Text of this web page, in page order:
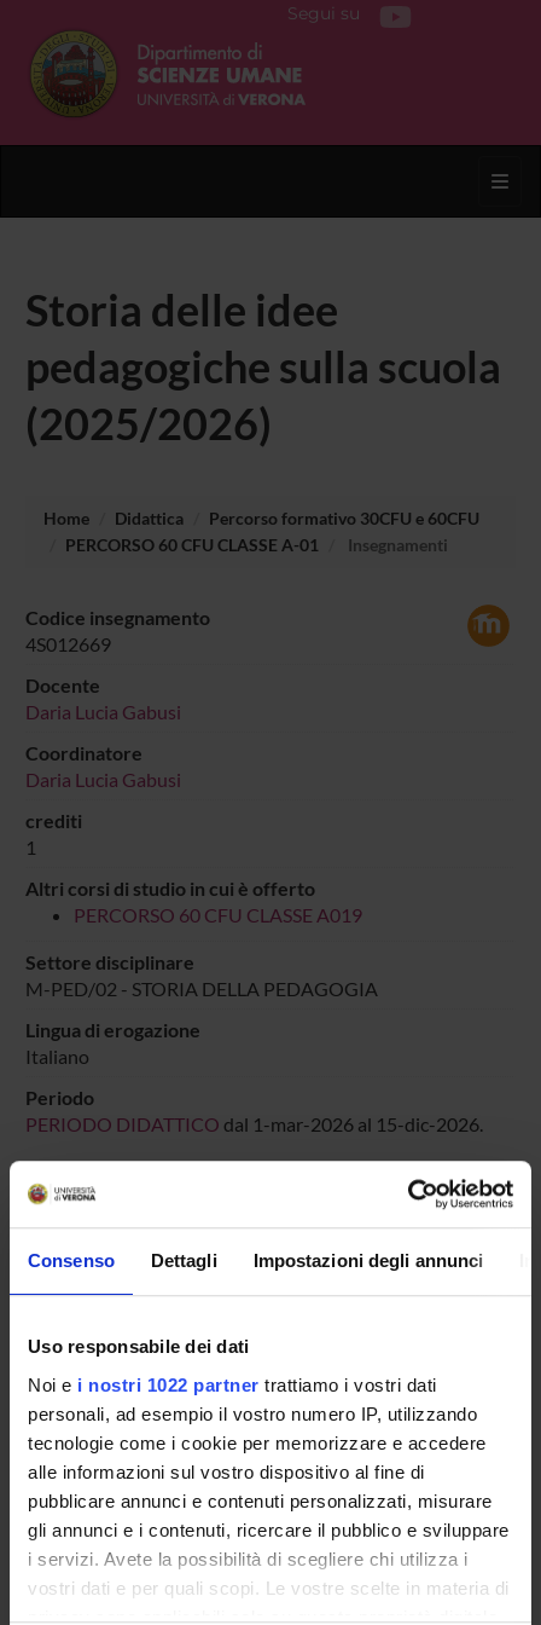
Consenso Dettagli Impostazioni degli annunci
Uso responsabile dei dati
Noi e i nostri 1022 partner trattiamo i vostri dati
personali, ad esempio il vostro numero IP, utilizzando
tecnologie come i cookie per memorizzare e accedere
alle informazioni sul vostro dispositivo al fine di
pubblicare annunci e contenuti personalizzati, misurare
gli annunci e i contenuti, ricercare il pubblico e sviluppare
i servizi. Avete la possibilità di scegliere chi utilizza i
vostri dati e per quali scopi. Le vostre scelte in materia di
privacy sono applicabili solo su questa proprietà digitale
Segui su
Storia delle idee
pedagogiche sulla scuola
(2025/2026)
Home Didattica
Percorso formativo 30CFU e 60CFU
PERCORSO 60 CFU CLASSE A-01
Insegnamenti
Codice insegnamento
4S012669
Docente
Daria Lucia Gabusi
Coordinatore
Daria Lucia Gabusi
crediti
1
Altri corsi di studio in cui è offerto
PERCORSO 60 CFU CLASSE A019
Settore disciplinare
M-PED/02 - STORIA DELLA PEDAGOGIA
Lingua di erogazione
Italiano
Periodo
PERIODO DIDATTICO dal 1-mar-2026 al 15-dic-2026.
Seminari relativi al corso
Vai all'orario delle lezioni
Presentazione
Come iscriversi
Insegnamenti
Calendario didattico
Orario lezioni
Piani didattici